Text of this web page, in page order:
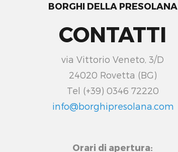
BORGHI DELLA PRESOLANA
CONTATTI
via Vittorio Veneto, 3/D
24020 Rovetta (BG)
Tel (+39) 0346 72220
info@borghipresolana.com
Orari di apertura: